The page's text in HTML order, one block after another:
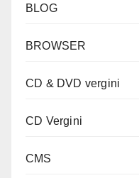
BLOG
BROWSER
CD & DVD vergini
CD Vergini
CMS